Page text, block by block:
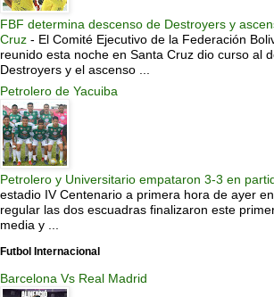
FBF determina descenso de Destroyers y
Cruz - El Comité Ejecutivo de la Federación
reunido esta noche en Santa Cruz dio curso al
Destroyers y el ascenso ...
Petrolero de Yacuiba
Petrolero y Universitario empataron 3-3 en
estadio IV Centenario a primera hora de ayer
regular las dos escuadras finalizaron este
media y ...
Futbol Internacional
Barcelona Vs Real Madrid